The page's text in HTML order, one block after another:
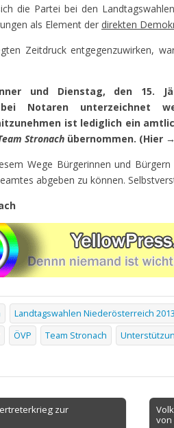
die Partei bei den
als Element der direkten
Zeitdruck entgegenzuwirken,
und Dienstag, den 15.
Notaren unterzeichnet
ist lediglich ein
Stronach übernommen. (Hier →
Wege Bürgerinnen und
abgeben zu können.
Landtagswahlen Niederösterreich 2013
ÖVP Team Stronach
zur
von